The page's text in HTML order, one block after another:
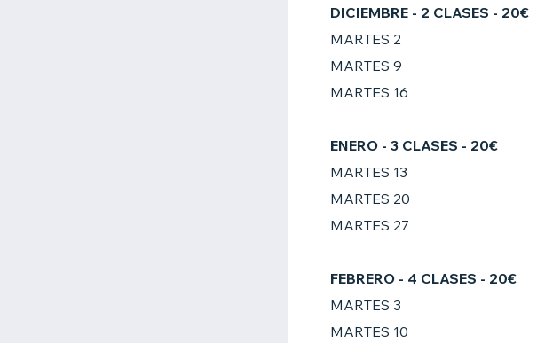
DICIEMBRE - 2 CLASES - 20€
MARTES 2
MARTES 9
MARTES 16
ENERO - 3 CLASES - 20€
MARTES 13
MARTES 20
MARTES 27
FEBRERO - 4 CLASES - 20€
MARTES 3
MARTES 10